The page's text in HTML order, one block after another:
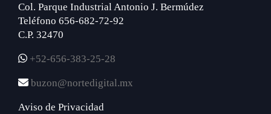
Col. Parque Industrial Antonio J. Bermúdez
Teléfono 656-682-72-92
C.P. 32470
+52-656-383-25-28
buzon@nortedigital.mx
Aviso de Privacidad